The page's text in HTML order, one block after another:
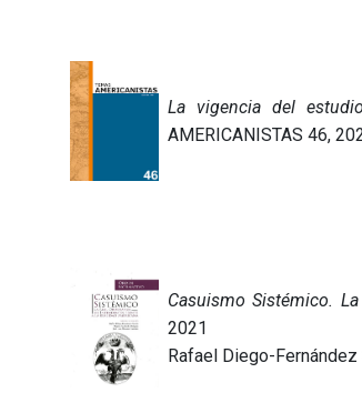
La vigencia del
AMERICANISTAS 46,
Casuismo Sistémico.
2021
Rafael Diego-